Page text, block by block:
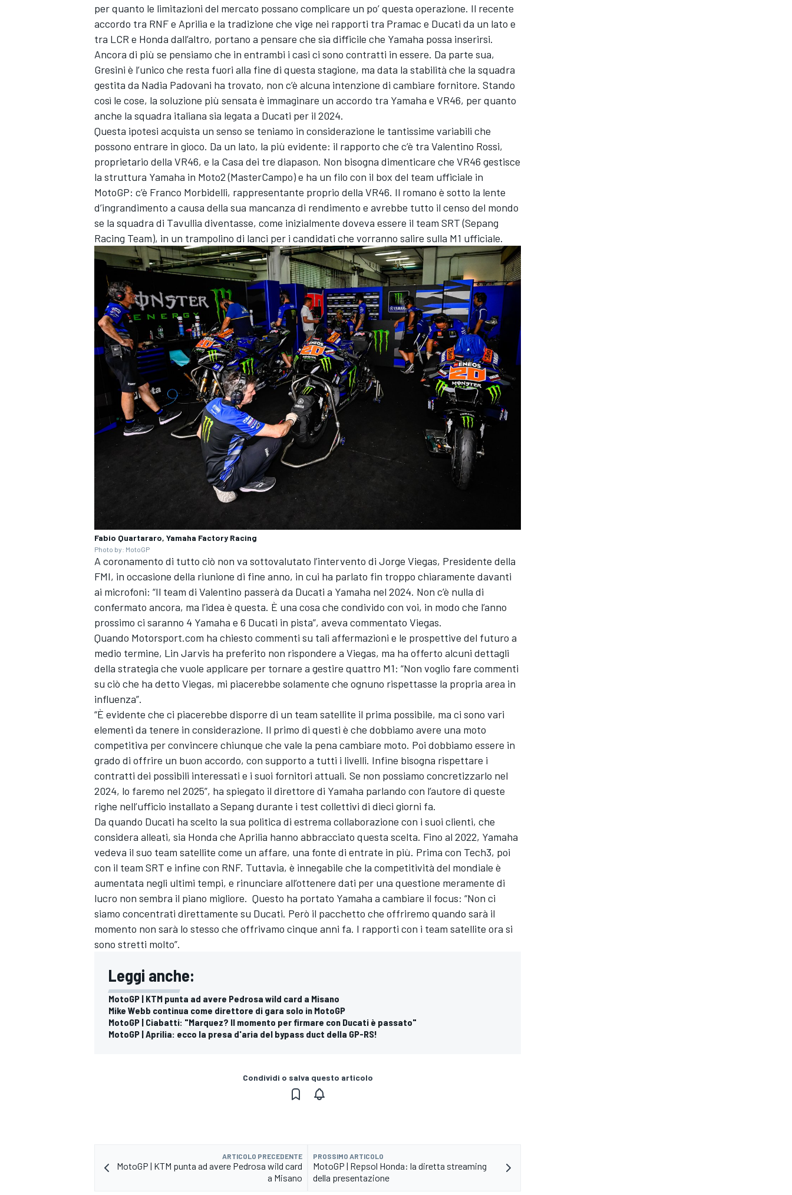
ENDURANCE/GT
MONOMARCA
RALLY
per quanto le limitazioni del mercato possano complicare un po’ questa operazione. Il recente
accordo tra RNF e Aprilia e la tradizione che vige nei rapporti tra Pramac e Ducati da un lato e
tra LCR e Honda dall’altro, portano a pensare che sia difficile che Yamaha possa inserirsi.
Ancora di più se pensiamo che in entrambi i casi ci sono contratti in essere. Da parte sua,
Gresini è l’unico che resta fuori alla fine di questa stagione, ma data la stabilità che la squadra
gestita da Nadia Padovani ha trovato, non c’è alcuna intenzione di cambiare fornitore. Stando
così le cose, la soluzione più sensata è immaginare un accordo tra Yamaha e VR46, per quanto
anche la squadra italiana sia legata a Ducati per il 2024.
Questa ipotesi acquista un senso se teniamo in considerazione le tantissime variabili che
possono entrare in gioco. Da un lato, la più evidente: il rapporto che c’è tra Valentino Rossi,
proprietario della VR46, e la Casa dei tre diapason. Non bisogna dimenticare che VR46 gestisce
la struttura Yamaha in Moto2 (MasterCampo) e ha un filo con il box del team ufficiale in
MotoGP: c’è Franco Morbidelli, rappresentante proprio della VR46. Il romano è sotto la lente
d’ingrandimento a causa della sua mancanza di rendimento e avrebbe tutto il censo del mondo
se la squadra di Tavullia diventasse, come inizialmente doveva essere il team SRT (Sepang
Racing Team), in un trampolino di lanci per i candidati che vorranno salire sulla M1 ufficiale.
Fabio Quartararo, Yamaha Factory Racing
Photo by: MotoGP
A coronamento di tutto ciò non va sottovalutato l’intervento di Jorge Viegas, Presidente della
FMI, in occasione della riunione di fine anno, in cui ha parlato fin troppo chiaramente davanti
ai microfoni: “Il team di Valentino passerà da Ducati a Yamaha nel 2024. Non c’è nulla di
confermato ancora, ma l’idea è questa. È una cosa che condivido con voi, in modo che l’anno
prossimo ci saranno 4 Yamaha e 6 Ducati in pista”, aveva commentato Viegas.
Quando Motorsport.com ha chiesto commenti su tali affermazioni e le prospettive del futuro a
medio termine, Lin Jarvis ha preferito non rispondere a Viegas, ma ha offerto alcuni dettagli
della strategia che vuole applicare per tornare a gestire quattro M1: “Non voglio fare commenti
su ciò che ha detto Viegas, mi piacerebbe solamente che ognuno rispettasse la propria area in
influenza”.
“È evidente che ci piacerebbe disporre di un team satellite il prima possibile, ma ci sono vari
elementi da tenere in considerazione. Il primo di questi è che dobbiamo avere una moto
competitiva per convincere chiunque che vale la pena cambiare moto. Poi dobbiamo essere in
grado di offrire un buon accordo, con supporto a tutti i livelli. Infine bisogna rispettare i
contratti dei possibili interessati e i suoi fornitori attuali. Se non possiamo concretizzarlo nel
2024, lo faremo nel 2025”, ha spiegato il direttore di Yamaha parlando con l’autore di queste
righe nell’ufficio installato a Sepang durante i test collettivi di dieci giorni fa.
Da quando Ducati ha scelto la sua politica di estrema collaborazione con i suoi clienti, che
considera alleati, sia Honda che Aprilia hanno abbracciato questa scelta. Fino al 2022, Yamaha
vedeva il suo team satellite come un affare, una fonte di entrate in più. Prima con Tech3, poi
con il team SRT e infine con RNF. Tuttavia, è innegabile che la competitività del mondiale è
aumentata negli ultimi tempi, e rinunciare all’ottenere dati per una questione meramente di
lucro non sembra il piano migliore. Questo ha portato Yamaha a cambiare il focus: “Non ci
siamo concentrati direttamente su Ducati. Però il pacchetto che offriremo quando sarà il
momento non sarà lo stesso che offrivamo cinque anni fa. I rapporti con i team satellite ora si
sono stretti molto”.
Leggi anche:
MotoGP | KTM punta ad avere Pedrosa wild card a Misano
Mike Webb continua come direttore di gara solo in MotoGP
MotoGP | Ciabatti: "Marquez? Il momento per firmare con Ducati è passato"
MotoGP | Aprilia: ecco la presa d'aria del bypass duct della GP-RS!
Condividi o salva questo articolo
ARTICOLO PRECEDENTE
MotoGP | KTM punta ad avere Pedrosa wild card
a Misano
PROSSIMO ARTICOLO
MotoGP | Repsol Honda: la diretta streaming
della presentazione